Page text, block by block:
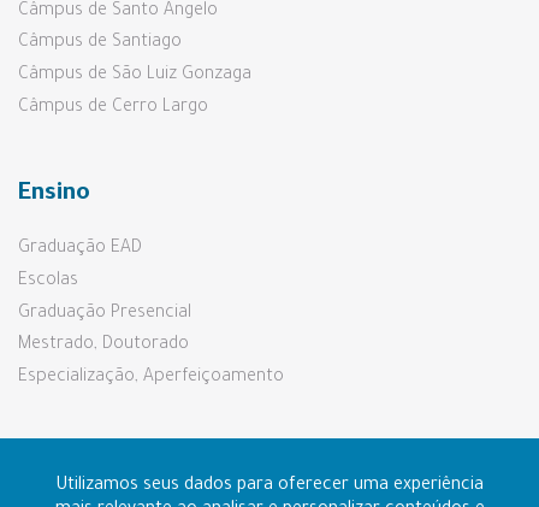
Utilizamos seus dados para oferecer uma experiência
Câmpus de Santo Ângelo
Câmpus de Santiago
Câmpus de São Luiz Gonzaga
Câmpus de Cerro Largo
Ensino
Graduação EAD
Escolas
Graduação Presencial
Mestrado, Doutorado
Especialização, Aperfeiçoamento